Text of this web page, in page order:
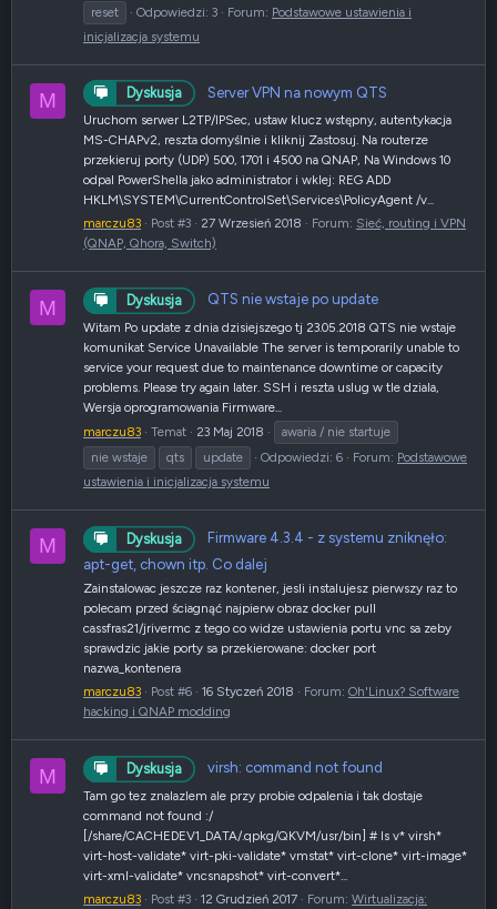
reset
Odpowiedzi: 3 Forum: Podstawowe ustawienia i
inicjalizacja systemu
M Dyskusja Server VPN na nowym QTS
Uruchom serwer L2TP/IPSec, ustaw klucz wstępny, autentykacja
MS-CHAPv2, reszta domyślnie i kliknij Zastosuj. Na routerze
przekieruj porty (UDP) 500, 1701 i 4500 na QNAP, Na Windows 10
odpal PowerShella jako administrator i wklej: REG ADD
HKLM\SYSTEM\CurrentControlSet\Services\PolicyAgent /v...
marczu83
Post #3 27 Wrzesień 2018 Forum: Sieć, routing i VPN
(QNAP, Qhora, Switch)
M Dyskusja QTS nie wstaje po update
Witam Po update z dnia dzisiejszego tj 23.05.2018 QTS nie wstaje
komunikat Service Unavailable The server is temporarily unable to
service your request due to maintenance downtime or capacity
problems. Please try again later. SSH i reszta uslug w tle dziala,
Wersja oprogramowania Firmware...
marczu83
Temat 23 Maj 2018
awaria / nie startuje
nie wstaje
qts update Odpowiedzi: 6 Forum: Podstawowe
ustawienia i inicjalizacja systemu
M Dyskusja
Firmware 4.3.4 - z systemu zniknęło:
apt-get, chown itp. Co dalej
Zainstalowac jeszcze raz kontener, jesli instalujesz pierwszy raz to
polecam przed ściagnąć najpierw obraz docker pull
cassfras21/jrivermc z tego co widze ustawienia portu vnc sa zeby
sprawdzic jakie porty sa przekierowane: docker port
nazwa_kontenera
marczu83
Post #6 16 Styczeń 2018 Forum: Oh'Linux? Software
hacking i QNAP modding
M Dyskusja virsh: command not found
Tam go tez znalazlem ale przy probie odpalenia i tak dostaje
command not found :/
[/share/CACHEDEV1_DATA/.qpkg/QKVM/usr/bin] # ls v* virsh*
virt-host-validate* virt-pki-validate* vmstat* virt-clone* virt-image*
virt-xml-validate* vncsnapshot* virt-convert*...
marczu83
Post #3 12 Grudzień 2017 Forum: Wirtualizacja: